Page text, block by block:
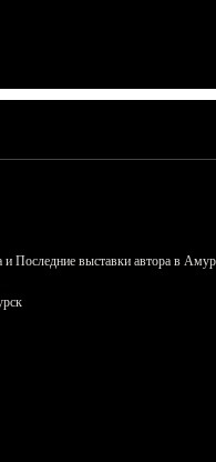
Последние выставки автора в